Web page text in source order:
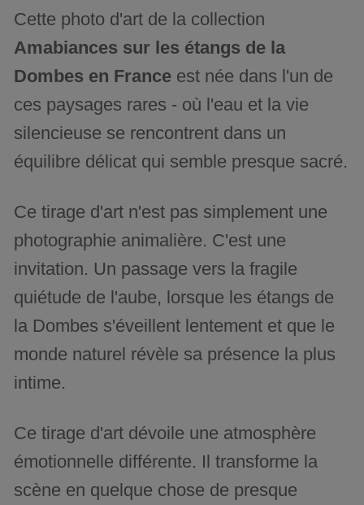
Cette photo d'art de la collection
Amabiances sur les étangs de la
Dombes en France est née dans l'un de
ces paysages rares - où l'eau et la vie
silencieuse se rencontrent dans un
équilibre délicat qui semble presque sacré.
Ce tirage d'art n'est pas simplement une
photographie animalière. C'est une
invitation. Un passage vers la fragile
quiétude de l'aube, lorsque les étangs de
la Dombes s'éveillent lentement et que le
monde naturel révèle sa présence la plus
intime.
Ce tirage d'art dévoile une atmosphère
émotionnelle différente. Il transforme la
scène en quelque chose de presque